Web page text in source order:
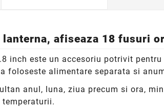
lanterna, afiseaza 18 fusuri
inch este un accesoriu potrivit
foloseste alimentare separata si
anul, luna, ziua precum si ora,